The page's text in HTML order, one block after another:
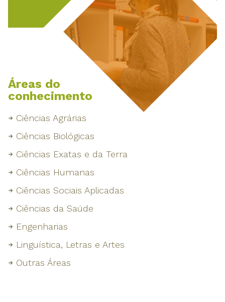
Áreas do
conhecimento
Ciências Agrárias
Ciências Biológicas
Ciências Exatas e da Terra
Ciências Humanas
Ciências Sociais Aplicadas
Ciências da Saúde
Engenharias
Linguística, Letras e Artes
Outras Áreas